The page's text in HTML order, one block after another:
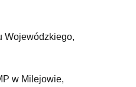
Wojewódzkiego,
w Milejowie,